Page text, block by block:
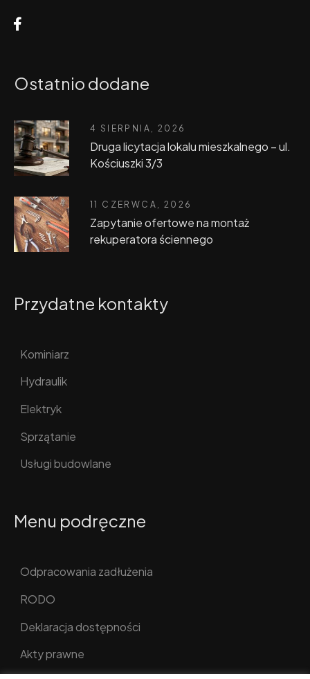
Ostatnio dodane
4 SIERPNIA, 2026
Druga licytacja lokalu mieszkalnego – ul.
Kościuszki 3/3
11 CZERWCA, 2026
Zapytanie ofertowe na montaż
rekuperatora ściennego
Przydatne kontakty
Kominiarz
Hydraulik
Elektryk
Sprzątanie
Usługi budowlane
Menu podręczne
Odpracowania zadłużenia
RODO
Deklaracja dostępności
Akty prawne